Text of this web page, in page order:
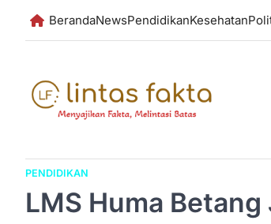
BerandaNewsPendidikanKesehatan
PENDIDIKAN
LMS Huma